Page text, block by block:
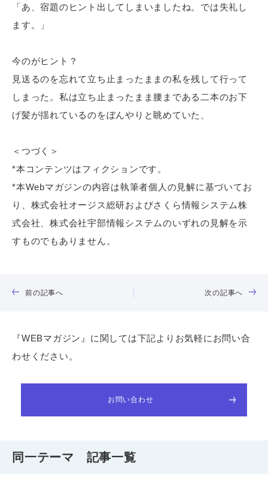
「あ、宿題のヒント出してしまいましたね。では失礼し
ます。」
今のがヒント？
見送るのを忘れて立ち止まったままの私を残して行って
しまった。私は立ち止まったまま腰まである二本のお下
げ髪が揺れているのをぼんやりと眺めていた、
＜つづく＞
*本コンテンツはフィクションです。
*本Webマガジンの内容は執筆者個人の見解に基づいてお
り、株式会社オージス総研およびさくら情報システム株
式会社、株式会社宇部情報システムのいずれの見解を示
すものでもありません。
前の記事へ 次の記事へ
『WEBマガジン』に関しては下記よりお気軽にお問い合
わせください。
お問い合わせ
同一テーマ 記事一覧